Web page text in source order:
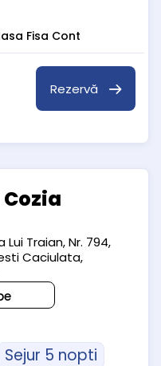
Fisa Cont
Rezervă
Lui Traian, Nr. 794,
Caciulata,
Sejur 5 nopti